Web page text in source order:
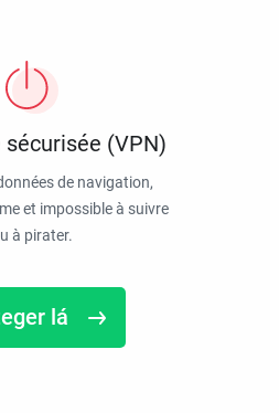
sécurisée (VPN)
de navigation,
et impossible à suivre
à pirater.
lá